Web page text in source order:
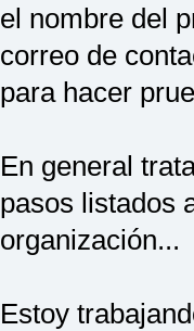
el nombre del
correo de
para hacer
En general
pasos listados
organización...
Estoy